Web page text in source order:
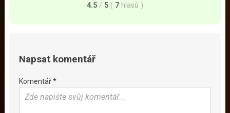
4.5 / 5 ( 7 hlasů )
Napsat komentář
Komentář *